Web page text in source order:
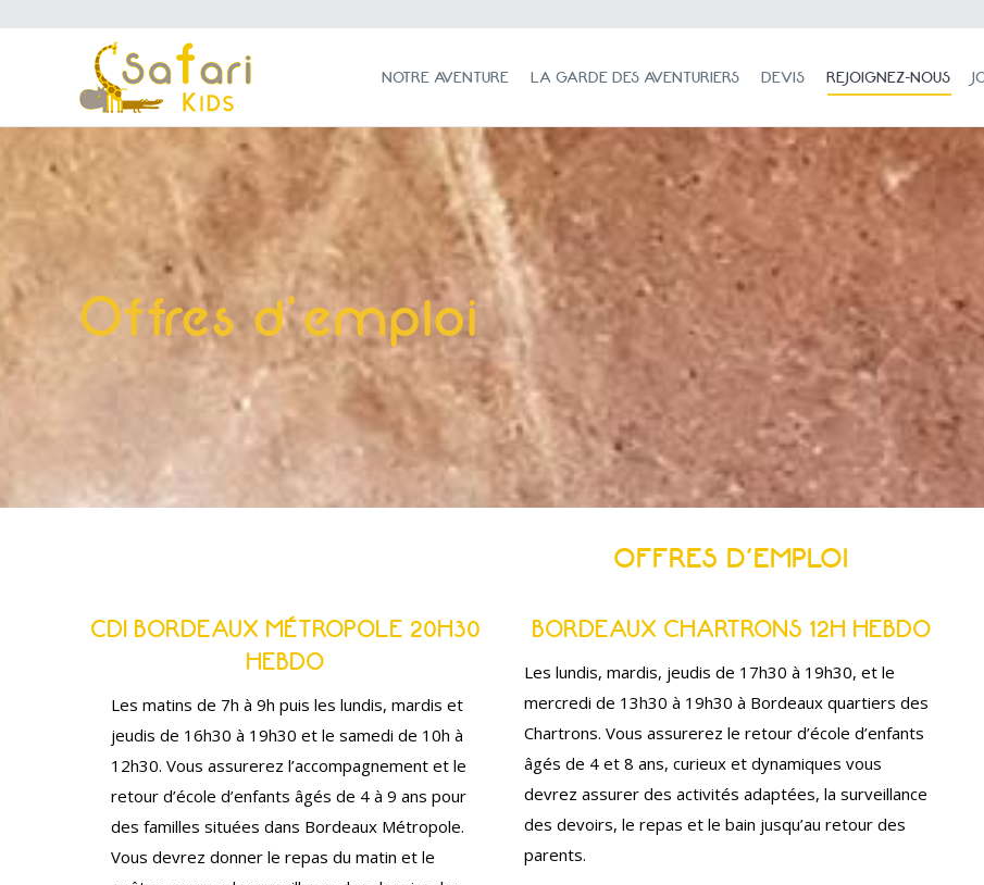
NOTRE AVENTURE LA GARDE DES AVENTURIERS DEVIS REJOIGNEZ-NOUS
Offres d'emploi
OFFRES D’EMPLOI
CDI BORDEAUX MÉTROPOLE 20H30
HEBDO
Les matins de 7h à 9h puis les lundis, mardis et
jeudis de 16h30 à 19h30 et le samedi de 10h à
12h30. Vous assurerez l’accompagnement et le
retour d’école d’enfants âgés de 4 à 9 ans pour
des familles situées dans Bordeaux Métropole.
Vous devrez donner le repas du matin et le
BORDEAUX CHARTRONS 12H HEBDO
Les lundis, mardis, jeudis de 17h30 à 19h30, et le
mercredi de 13h30 à 19h30 à Bordeaux quartiers des
Chartrons. Vous assurerez le retour d’école d’enfants
âgés de 4 et 8 ans, curieux et dynamiques vous
devrez assurer des activités adaptées, la surveillance
des devoirs, le repas et le bain jusqu’au retour des
parents.
NOTRE AVENTURE LA GARDE DES AVENTURIERS DEVIS REJOIGNEZ-NOUS